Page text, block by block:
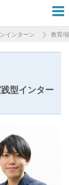
インターン 教育/
型インター